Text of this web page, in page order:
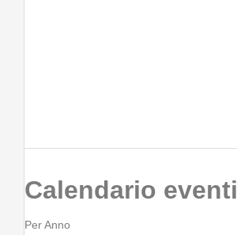
Calendario eventi
Per Anno